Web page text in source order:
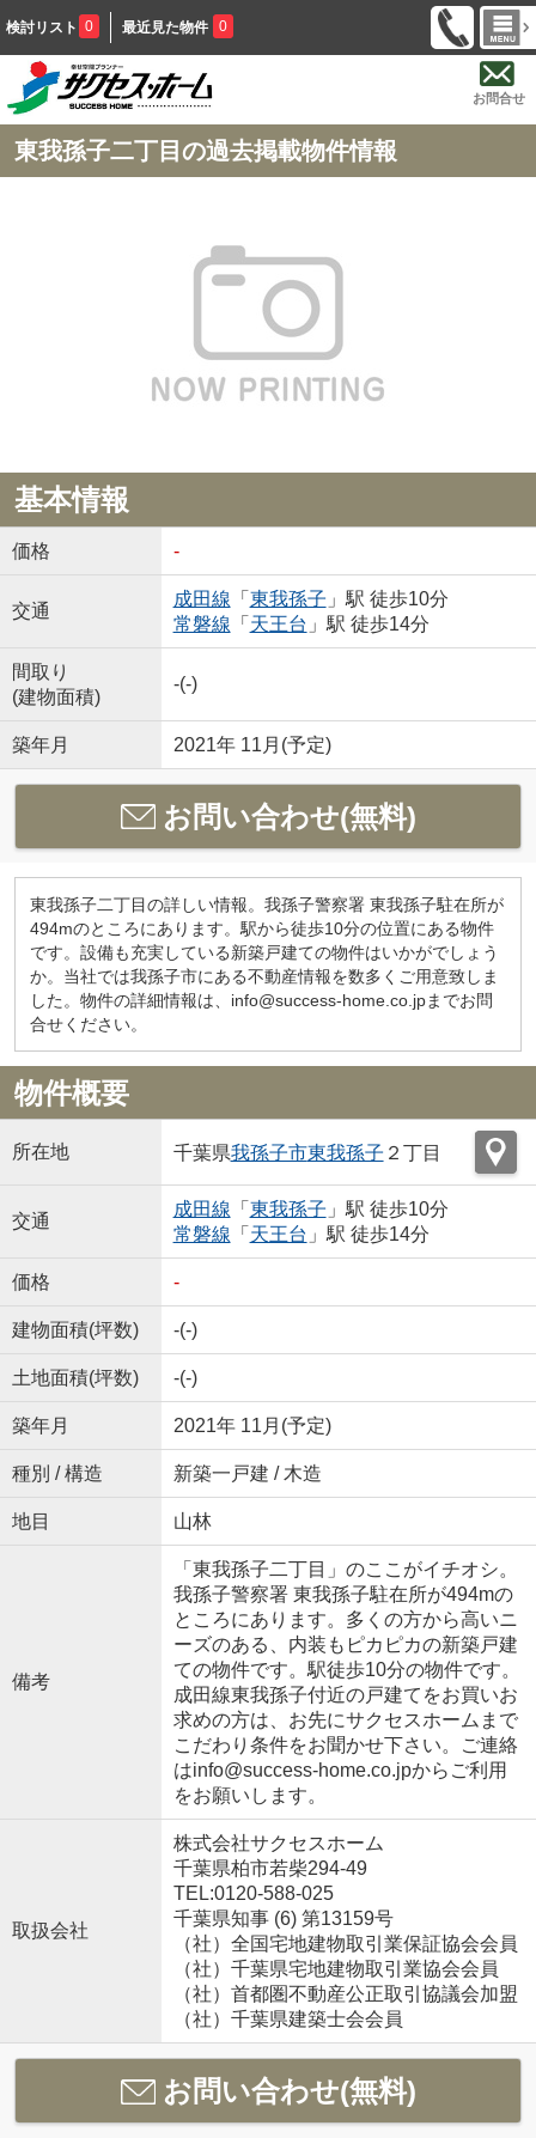
検討リスト 0 最近見た物件 0
お問合せ
東我孫子二丁目の過去掲載物件情報
基本情報
価格 -
交通
成田線 「 東我孫子 」駅 徒歩10分
常磐線 「 天王台 」駅 徒歩14分
間取り
(建物面積)
-(-)
築年月 2021年 11月(予定)
お問い合わせ(無料)
東我孫子二丁目の詳しい情報。我孫子警察署 東我孫子駐在所が
494mのところにあります。駅から徒歩10分の位置にある物件
です。設備も充実している新築戸建ての物件はいかがでしょう
か。当社では我孫子市にある不動産情報を数多くご用意致しま
した。物件の詳細情報は、info@success-home.co.jpまでお問
合せください。
物件概要
所在地 千葉県我孫子市東我孫子 ２丁目
交通
成田線 「 東我孫子 」駅 徒歩10分
常磐線 「 天王台 」駅 徒歩14分
価格 -
建物面積(坪数) -(-)
土地面積(坪数) -(-)
築年月 2021年 11月(予定)
種別 / 構造 新築一戸建 / 木造
地目 山林
備考
「東我孫子二丁目」のここがイチオシ。
我孫子警察署 東我孫子駐在所が494mの
ところにあります。多くの方から高いニ
ーズのある、内装もピカピカの新築戸建
ての物件です。駅徒歩10分の物件です。
成田線東我孫子付近の戸建てをお買いお
求めの方は、お先にサクセスホームまで
こだわり条件をお聞かせ下さい。ご連絡
はinfo@success-home.co.jpからご利用
をお願いします。
取扱会社
株式会社サクセスホーム
千葉県柏市若柴294-49
TEL:0120-588-025
千葉県知事 (6) 第13159号
（社）全国宅地建物取引業保証協会会員
（社）千葉県宅地建物取引業協会会員
（社）首都圏不動産公正取引協議会加盟
（社）千葉県建築士会会員
お問い合わせ(無料)